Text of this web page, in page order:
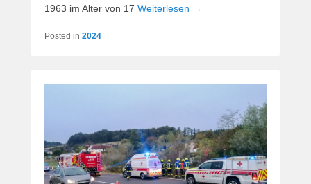
1963 im Alter von 17 Weiterlesen →
Posted in 2024